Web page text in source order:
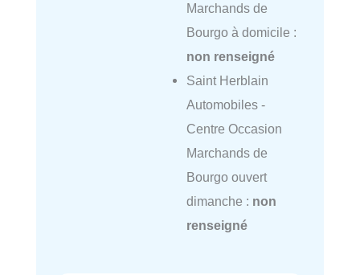
Marchands de
Bourgo à domicile :
non renseigné
Saint Herblain
Automobiles -
Centre Occasion
Marchands de
Bourgo ouvert
dimanche : non
renseigné